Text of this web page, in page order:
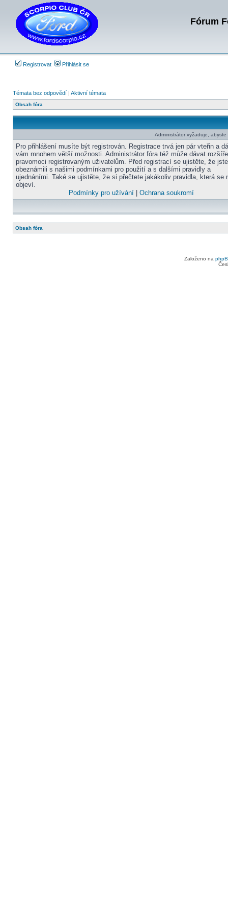
Fórum
Registrovat Přihlásit se
Témata bez odpovědí | Aktivní témata
Obsah fóra
Administrátor vyžaduje,
Pro přihlášení musíte být registrován. Registrace trvá jen pár vteřin a
vám mnohem větší možnosti. Administrátor fóra též může dávat
pravomoci registrovaným uživatelům. Před registrací se ujistěte, že
obeznámili s našimi podmínkami pro použití a s dalšími pravidly a
ujednáními. Také se ujistěte, že si přečtete jakákoliv pravidla, která se
objeví.
Podmínky pro užívání| Ochrana soukromí
Obsah fóra
Založeno na